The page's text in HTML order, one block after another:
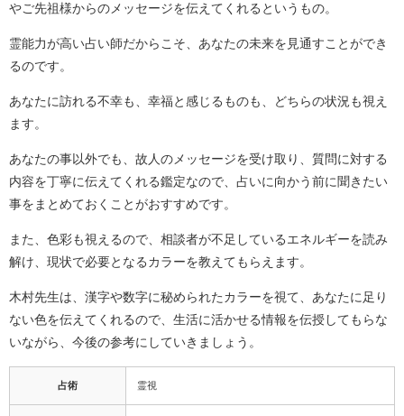
やご先祖様からのメッセージを伝えてくれるというもの。
霊能力が高い占い師だからこそ、あなたの未来を見通すことができ
るのです。
あなたに訪れる不幸も、幸福と感じるものも、どちらの状況も視え
ます。
あなたの事以外でも、故人のメッセージを受け取り、質問に対する
内容を丁寧に伝えてくれる鑑定なので、占いに向かう前に聞きたい
事をまとめておくことがおすすめです。
また、色彩も視えるので、相談者が不足しているエネルギーを読み
解け、現状で必要となるカラーを教えてもらえます。
木村先生は、漢字や数字に秘められたカラーを視て、あなたに足り
ない色を伝えてくれるので、生活に活かせる情報を伝授してもらな
いながら、今後の参考にしていきましょう。
占術 霊視